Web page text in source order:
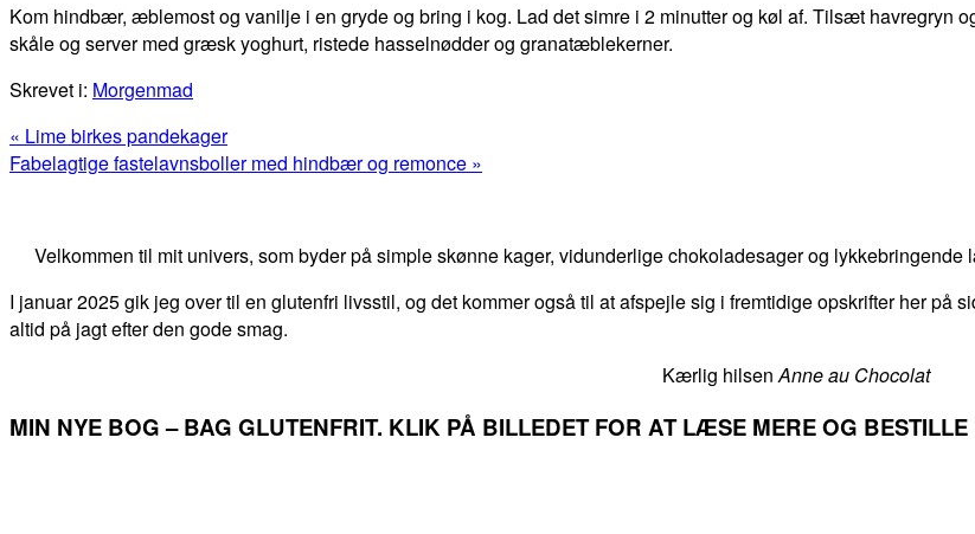
Kom hindbær, æblemost og vanilje i en gryde og bring i kog. Lad det simre i 2 minutter og køl af. Tilsæt havregryn
skåle og server med græsk yoghurt, ristede hasselnødder og granatæblekerner.
Skrevet i: Morgenmad
Previous
Post:
« Lime birkes pandekager
Next
Fabelagtige fastelavnsboller med hindbær og remonce »
Sidebar
Velkommen til mit univers, som byder på simple skønne kager, vidunderlige chokoladesager og
I januar 2025 gik jeg over til en glutenfri livsstil, og det kommer også til at afspejle sig i fremtidige opskrifter her på
altid på jagt efter den gode smag.
Kærlig hilsenAnne au Chocolat
MIN NYE BOG – BAG GLUTENFRIT. KLIK PÅ BILLEDET FOR AT LÆSE MERE OG BESTILLE